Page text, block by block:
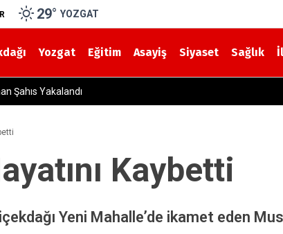
29° YOZGAT
Yozgat Eğitim Asayiş Siyaset Sağlık
Yeni Evler Teslim Ediliyor
Kaybetti
Yeni Mahalle’de ikamet eden